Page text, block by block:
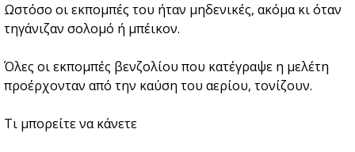
Ωστόσο οι εκπομπές του ήταν μηδενικές, ακόμα κι όταν
τηγάνιζαν σολομό ή μπέικον.
Όλες οι εκπομπές βενζολίου που κατέγραψε η μελέτη
προέρχονταν από την καύση του αερίου, τονίζουν.
Τι μπορείτε να κάνετε